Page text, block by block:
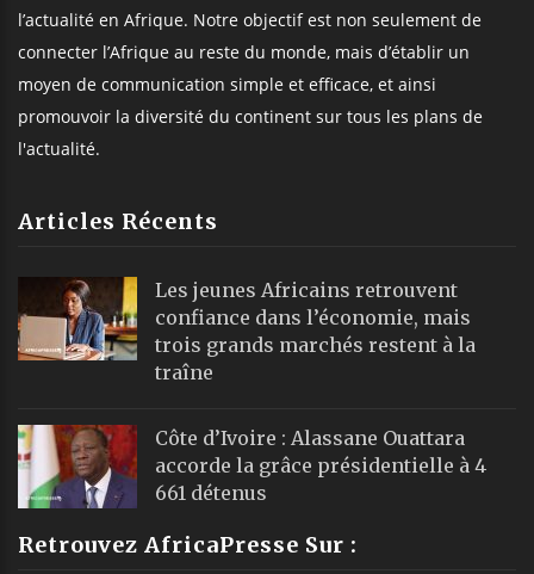
l’actualité en Afrique. Notre objectif est non seulement de
connecter l’Afrique au reste du monde, mais d’établir un
moyen de communication simple et efficace, et ainsi
promouvoir la diversité du continent sur tous les plans de
l'actualité.
Articles Récents
Les jeunes Africains retrouvent
confiance dans l’économie, mais
trois grands marchés restent à la
traîne
Côte d’Ivoire : Alassane Ouattara
accorde la grâce présidentielle à 4
661 détenus
Retrouvez AfricaPresse Sur :